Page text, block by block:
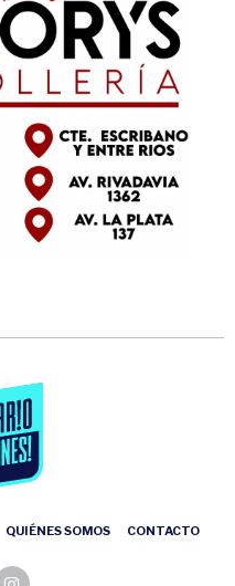
QUIÉNES SOMOS CONTACTO